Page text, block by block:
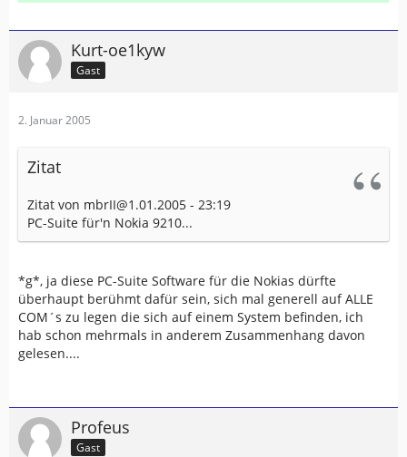
Kurt-oe1kyw
Gast
2. Januar 2005
Zitat
Zitat von mbrII@1.01.2005 - 23:19
PC-Suite für'n Nokia 9210...
*g*, ja diese PC-Suite Software für die Nokias dürfte
überhaupt berühmt dafür sein, sich mal generell auf ALLE
COM´s zu legen die sich auf einem System befinden, ich
hab schon mehrmals in anderem Zusammenhang davon
gelesen....
Profeus
Gast